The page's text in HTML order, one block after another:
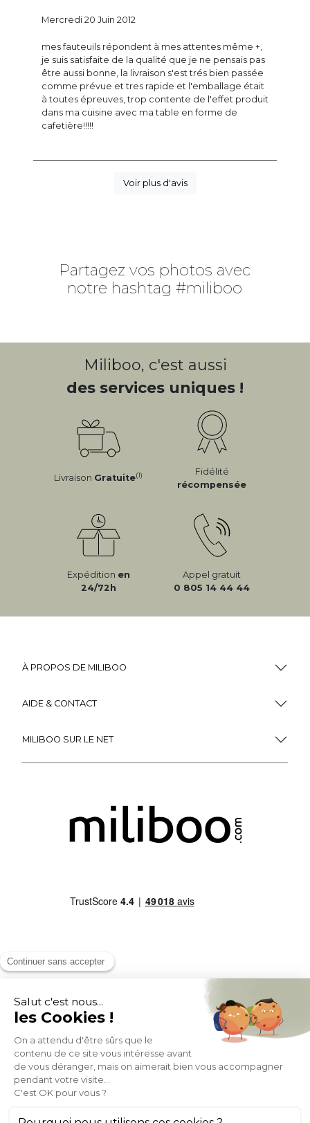
mes fauteuils répondent à mes attentes même +,
je suis satisfaite de la qualité que je ne pensais pas
être aussi bonne, la livraison s'est trés bien passée
comme prévue et tres rapide et l'emballage était
à toutes épreuves, trop contente de l'effet produit
dans ma cuisine avec ma table en forme de
cafetière!!!!!
Mercredi 20 Juin 2012
Voir plus d'avis
Partagez vos photos avec
notre hashtag #miliboo
Miliboo, c'est aussi
des services uniques !
Livraison Gratuite(1)
Fidélité
récompensée
Expédition en
24/72h
Appel gratuit
0 805 14 44 44
À PROPOS DE MILIBOO
AIDE & CONTACT
MILIBOO SUR LE NET
MOYENS DE PAIEMENT